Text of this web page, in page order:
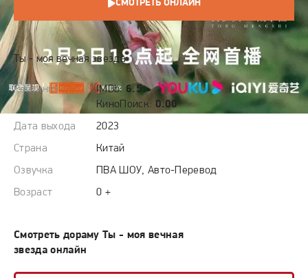
СМОТРЕТЬ ОНЛАЙН
СЮЖЕТ
Ты - моя вечная звезда
Рейтинги IMDb: 6.5
КиноПоиск: 0.00
Дата выхода
2023
Страна
Китай
Озвучка
ПВА ШОУ, Авто-Перевод
Возраст
0 +
Смотреть дораму Ты - моя вечная
звезда онлайн